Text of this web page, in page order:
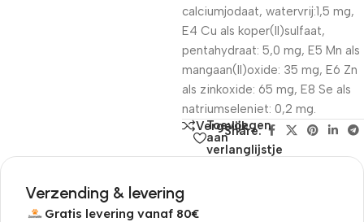
calciumjodaat, watervrij:1,5 mg,
E4 Cu als koper(II)sulfaat,
pentahydraat: 5,0 mg, E5 Mn als
mangaan(II)oxide: 35 mg, E6 Zn
als zinkoxide: 65 mg, E8 Se als
natriumseleniet: 0,2 mg.
Vergelijk
Toevoegen
aan
verlanglijstje
Share:
Verzending & levering
Gratis levering vanaf 80€